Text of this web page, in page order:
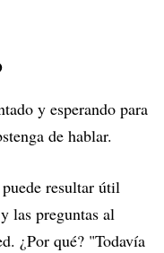
y esperando para
de hablar.
resultar útil
las preguntas al
¿Por qué? "Todavía